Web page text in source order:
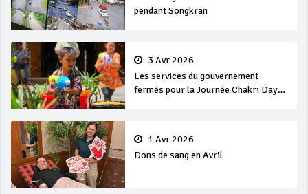
pendant Songkran
3 Avr 2026
Les services du gouvernement
fermés pour la Journée Chakri Day
1 Avr 2026
Dons de sang en Avril